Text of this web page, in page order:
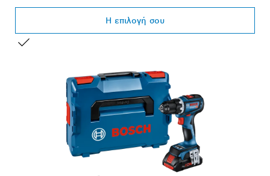
Η επιλογή σου